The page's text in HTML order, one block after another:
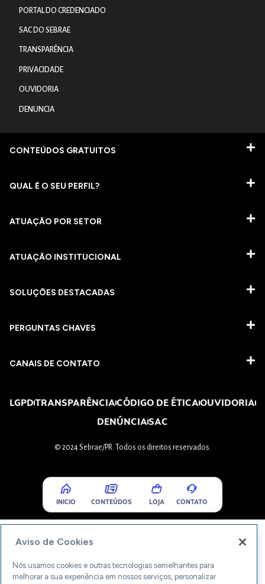
PORTAL DO CREDENCIADO
SAC DO SEBRAE
TRANSPARÊNCIA
PRIVACIDADE
OUVIDORIA
DENUNCIA
CONTEÚDOS GRATUITOS
QUAL É O SEU PERFIL?
ATUAÇÃO POR SETOR
ATUAÇÃO INSTITUCIONAL
SOLUÇÕES DESTACADAS
PERGUNTAS CHAVES​
CANAIS DE CONTATO
LGPDTRANSPARÊNCIACÓDIGO DE ÉTICAOUVIDORIA
DENÚNCIASAC
© 2024 Sebrae/PR. Todos os direitos reservados.
INICIO CONTEÚDOS LOJA CONTATO
Aviso de Cookies
Nós usamos cookies e outras tecnologias semelhantes para
melhorar a sua experiência em nossos serviços, personalizar